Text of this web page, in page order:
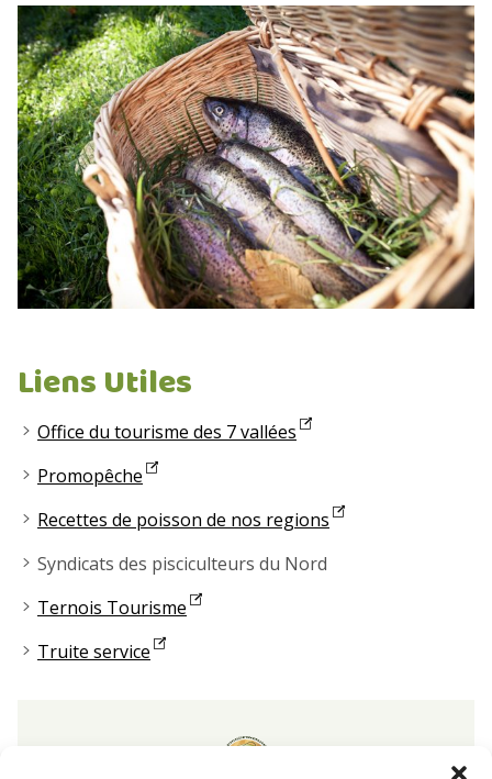
Liens Utiles
Office du tourisme des 7 vallées
Promopêche
Recettes de poisson de nos regions
Syndicats des pisciculteurs du Nord
Ternois Tourisme
Truite service
Pisciculture